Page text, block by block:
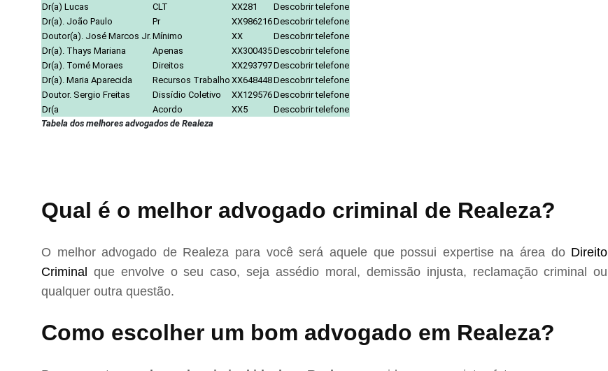
Dr(a) Lucas
CLT XX281
Descobrir telefone
Dr(a). João Paulo
Pr XX986216Descobrir telefone
Doutor(a). José Marcos Jr. Mínimo XX
Descobrir telefone
Dr(a). Thays Mariana
Apenas XX300435Descobrir telefone
Dr(a). Tomé Moraes
Direitos XX293797Descobrir telefone
Dr(a). Maria Aparecida
Recursos Trabalho XX648448Descobrir telefone
Doutor. Sergio Freitas
Dissídio Coletivo XX129576Descobrir telefone
Dr(a
Acordo XX5
Descobrir telefone
Tabela dos melhores advogados de Realeza
Qual é o melhor advogado criminal de Realeza?
O melhor advogado de Realeza para você será aquele que possui expertise na área do Direito
Criminal que envolve o seu caso, seja assédio moral, demissão injusta, reclamação criminal ou
qualquer outra questão.
Como escolher um bom advogado em Realeza?